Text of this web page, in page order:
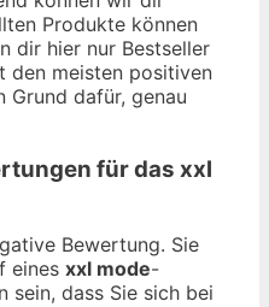
Produkte können
dir hier nur Bestseller
den meisten positiven
Grund dafür, genau
für das xxl
Bewertung. Sie
eines xxl mode-
sein, dass Sie sich bei